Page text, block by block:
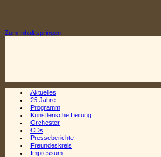
Zum Inhalt springen
Aktuelles
25 Jahre
Programm
Künstlerische Leitung
Orchester
CDs
Presseberichte
Freundeskreis
Impressum